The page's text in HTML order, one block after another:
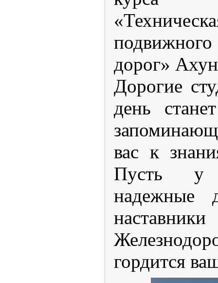
подвижного
дорог»
Дорогие
день
вас к
Пусть у
надежные
гордится